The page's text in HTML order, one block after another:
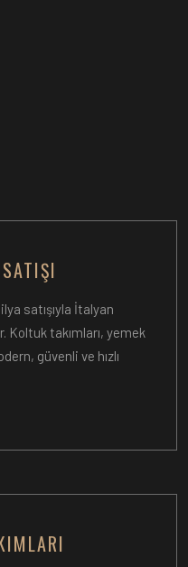
satışıyla İtalyan
Koltuk takımları, yemek
güvenli ve hızlı